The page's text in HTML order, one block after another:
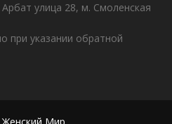
улица 28, м. Смоленская
при указании обратной